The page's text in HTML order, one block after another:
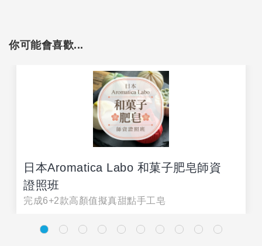
你可能會喜歡...
日本Aromatica Labo 和菓子肥皂師資
證照班
完成6+2款高顏值擬真甜點手工皂